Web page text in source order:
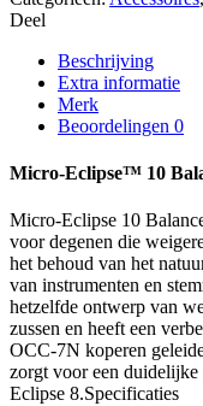
Balanced
Digital
Audio
Cable
aantal
Deel
Beschrijving
Extra informatie
Merk
Beoordelingen 0
Micro-Eclipse™ 10
Micro-Eclipse 10
voor degenen die
het behoud van het
van instrumenten en
hetzelfde ontwerp van
zussen en heeft een
OCC-7N koperen
zorgt voor een
Eclipse 8.Specificaties